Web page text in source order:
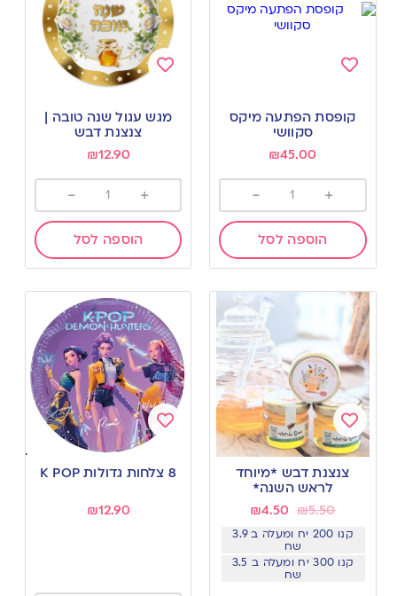
to
wishlist
קופסת הפתעה מיקס
סקוושי
₪45.00
+
-
הוספה לסל
to
wishlist
מגש עגול שנה טובה |
צנצנת דבש
₪12.90
+
-
הוספה לסל
Add
wishlist
צנצנת דבש *מיוחד
לראש השנה*
₪5.50
₪4.50
קנו 200 יח ומעלה ב 3.9
שח
קנו 300 יח ומעלה ב 3.5
שח
to
wishlist
8 צלחות גדולות K POP
₪12.90